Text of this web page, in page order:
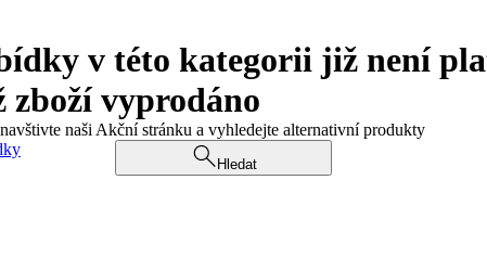
v této kategorii již není
zboží vyprodáno
naši Akční stránku a vyhledejte alternativní produkty
Hledat